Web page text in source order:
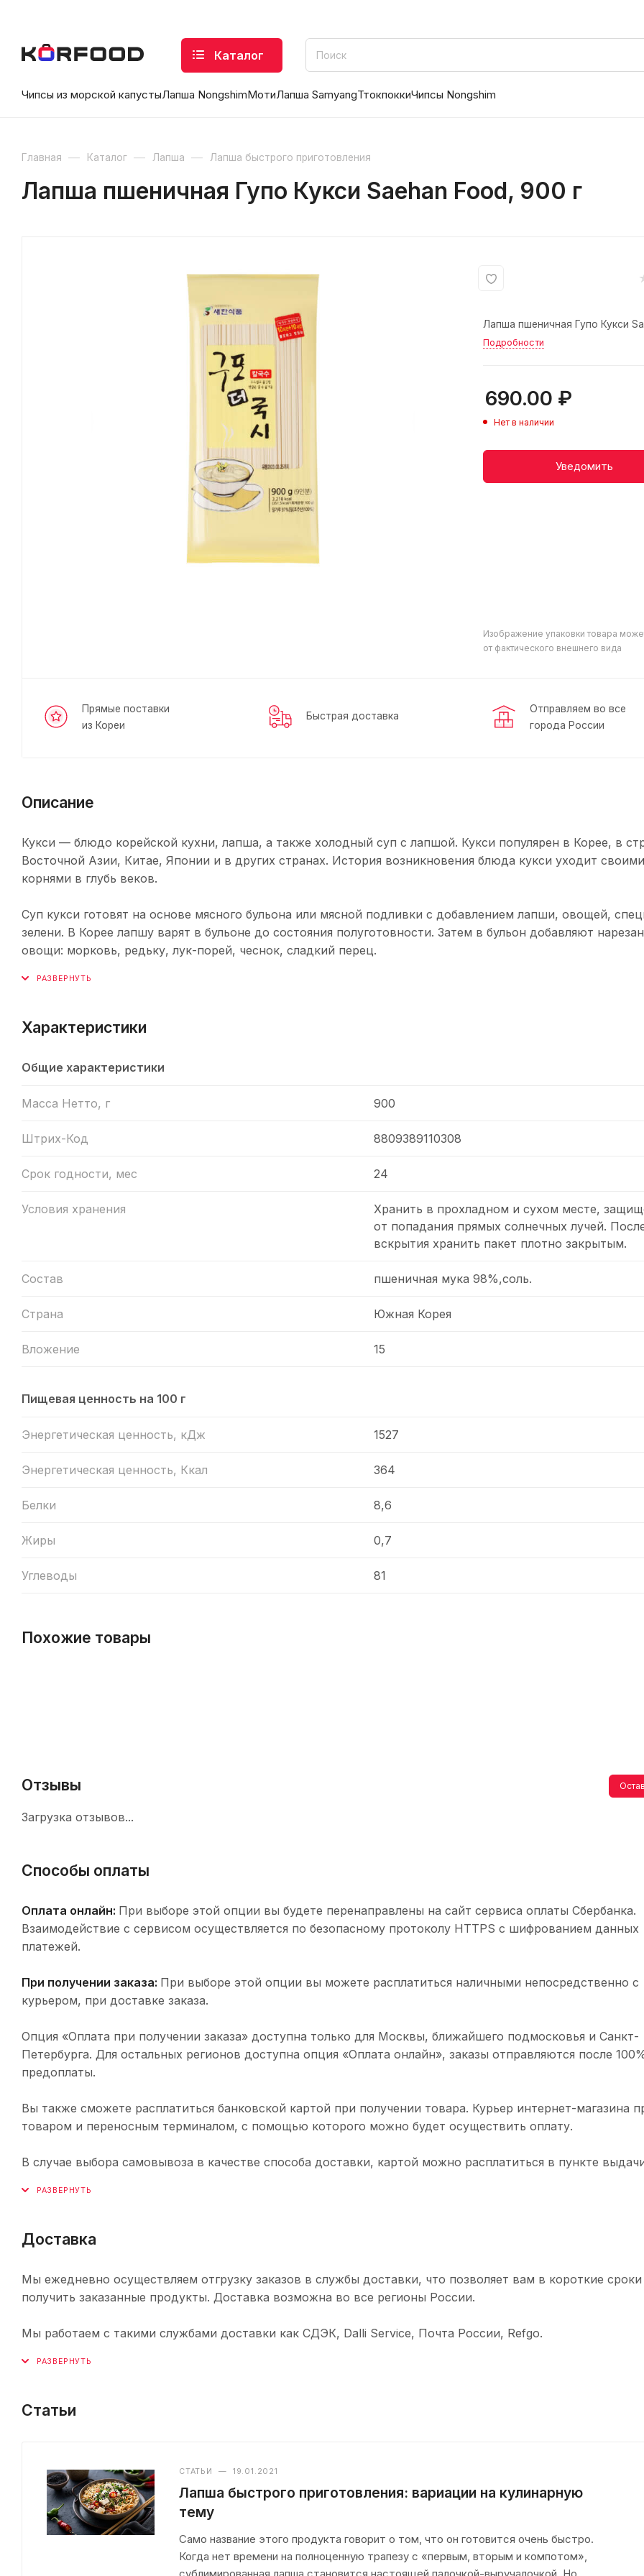
Каталог
Чипсы из морской капустыЛапша NongshimМотиЛапша SamyangТтокпоккиЧипсы Nongshim
Главная — Каталог — Лапша — Лапша быстрого приготовления
Лапша пшеничная Гупо Кукси Saehan Food, 900 г
Лапша пшеничная Гупо Кукси
Подробности
690.00 ₽
Нет в наличии
Уведомить
Изображение упаковки товара
от фактического внешнего вида
Прямые поставки
из Кореи
Быстрая доставка
Отправляем во все
города России
Описание
Кукси — блюдо корейской кухни, лапша, а также холодный суп с лапшой. Кукси популярен в Корее, в
Восточной Азии, Китае, Японии и в других странах. История возникновения блюда кукси уходит своими
корнями в глубь веков.
Суп кукси готовят на основе мясного бульона или мясной подливки с добавлением лапши, овощей,
зелени. В Корее лапшу варят в бульоне до состояния полуготовности. Затем в бульон добавляют
овощи: морковь, редьку, лук-порей, чеснок, сладкий перец.
Характеристики
Общие характеристики
Масса Нетто, г 900
Штрих-Код 8809389110308
Срок годности, мес 24
Условия хранения
Хранить в прохладном и сухом месте,
от попадания прямых солнечных лучей.
вскрытия хранить пакет плотно закрытым.
Состав пшеничная мука 98%,соль.
Страна Южная Корея
Вложение 15
Пищевая ценность на 100 г
Энергетическая ценность, кДж 1527
Энергетическая ценность, Ккал 364
Белки 8,6
Жиры 0,7
Углеводы 81
Похожие товары
Отзывы
Загрузка отзывов...
Способы оплаты
Оплата онлайн: При выборе этой опции вы будете перенаправлены на сайт сервиса оплаты Сбербанка.
Взаимодействие с сервисом осуществляется по безопасному протоколу HTTPS с шифрованием данных
платежей.
При получении заказа: При выборе этой опции вы можете расплатиться наличными непосредственно с
курьером, при доставке заказа.
Опция «Оплата при получении заказа» доступна только для Москвы, ближайшего подмосковья и Санкт-
Петербурга. Для остальных регионов доступна опция «Оплата онлайн», заказы отправляются после
предоплаты.
Вы также сможете расплатиться банковской картой при получении товара. Курьер интернет-магазина
товаром и переносным терминалом, с помощью которого можно будет осуществить оплату.
В случае выбора самовывоза в качестве способа доставки, картой можно расплатиться в пункте
Доставка
Мы ежедневно осуществляем отгрузку заказов в службы доставки, что позволяет вам в короткие сроки
получить заказанные продукты. Доставка возможна во все регионы России.
Мы работаем с такими службами доставки как СДЭК, Dalli Service, Почта России, Refgo.
Статьи
СТАТЬИ — 19.01.2021
Лапша быстрого приготовления: вариации на кулинарную
тему
Само название этого продукта говорит о том, что он готовится очень быстро.
Когда нет времени на полноценную трапезу с «первым, вторым и компотом»,